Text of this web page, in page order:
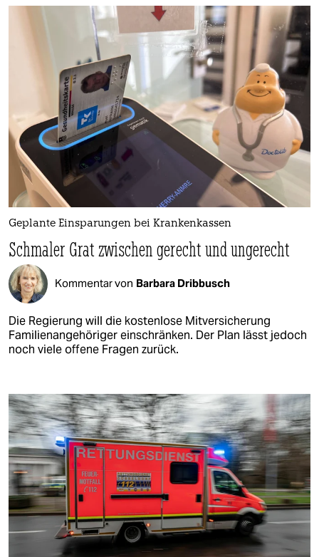
Geplante Einsparungen bei Krankenkassen
Schmaler Grat zwischen gerecht und ungerecht
Kommentar von Barbara Dribbusch
Die Regierung will die kostenlose Mitversicherung
Familienangehöriger einschränken. Der Plan lässt jedoch
noch viele offene Fragen zurück.